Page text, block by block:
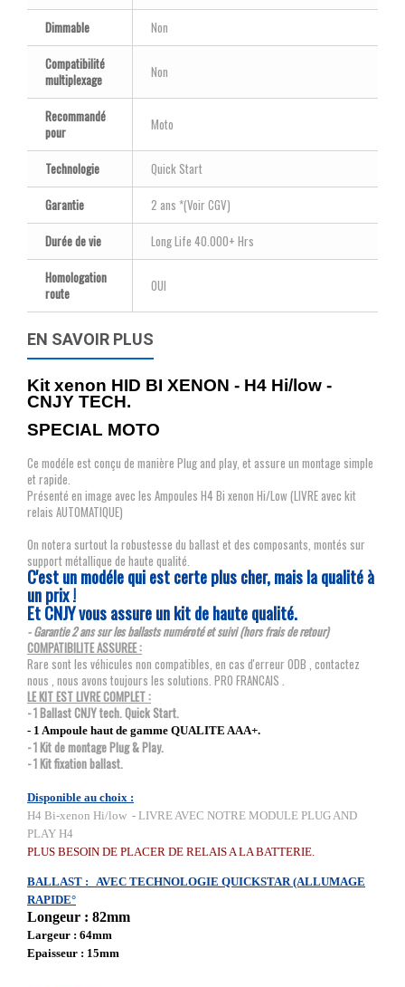
Dimmable
Non
Compatibilité
multiplexage
Non
Recommandé
pour
Moto
Technologie
Quick Start
Garantie
2 ans *(Voir CGV)
Durée de vie
Long Life 40.000+ Hrs
Homologation
route
OUI
EN SAVOIR PLUS
Kit xenon HID BI XENON - H4 Hi/low -
CNJY TECH.
SPECIAL MOTO
Ce modéle est conçu de manière Plug and play, et assure un montage simple
et rapide.
Présenté en image avec les Ampoules H4 Bi xenon Hi/Low (LIVRE avec kit
relais AUTOMATIQUE)
On notera surtout la robustesse du ballast et des composants, montés sur
support métallique de haute qualité.
C'est un modéle qui est certe plus cher, mais la qualité à
un prix !
Et CNJY vous assure un kit de haute qualité.
- Garantie 2 ans sur les ballasts numéroté et suivi (hors frais de retour)
COMPATIBILITE ASSUREE :
Rare sont les véhicules non compatibles, en cas d'erreur ODB , contactez
nous , nous avons toujours les solutions. PRO FRANCAIS .
LE KIT EST LIVRE COMPLET :
- 1 Ballast CNJY tech. Quick Start.
- 1 Ampoule haut de gamme QUALITE AAA+.
- 1 Kit de montage Plug & Play.
- 1 Kit fixation ballast.
Disponible au choix :
H4 Bi-xenon Hi/low - LIVRE AVEC NOTRE MODULE PLUG AND
PLAY H4
PLUS BESOIN DE PLACER DE RELAIS A LA BATTERIE.
BALLAST : AVEC TECHNOLOGIE QUICKSTAR (ALLUMAGE
RAPIDE°
Longeur : 82mm
Largeur : 64mm
Epaisseur : 15mm